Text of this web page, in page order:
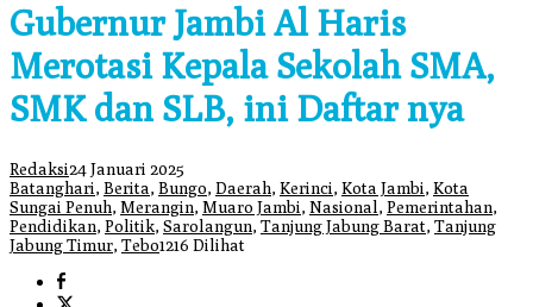
Gubernur Jambi Al Haris
Merotasi Kepala Sekolah SMA,
SMK dan SLB, ini Daftar nya
Redaksi24 Januari 2025
Batanghari, Berita, Bungo, Daerah, Kerinci, Kota Jambi, Kota
Sungai Penuh, Merangin, Muaro Jambi, Nasional , Pemerintahan,
Pendidikan, Politik, Sarolangun, Tanjung Jabung Barat, Tanjung
Jabung Timur, Tebo1216 Dilihat